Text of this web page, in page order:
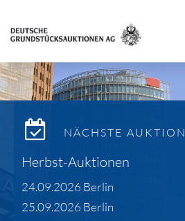
NÄCHSTE AUKTION
Herbst-Auktionen
24.09.2026 Berlin
25.09.2026 Berlin